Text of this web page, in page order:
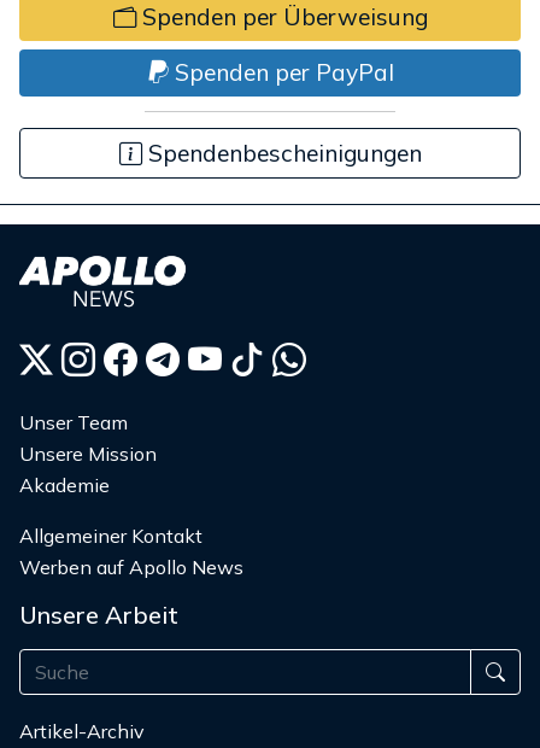
Spenden per Überweisung
Spenden per PayPal
Spendenbescheinigungen
Unser Team
Unsere Mission
Akademie
Allgemeiner Kontakt
Werben auf Apollo News
Unsere Arbeit
Artikel-Archiv